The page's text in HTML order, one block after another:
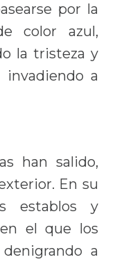
por la
color azul,
la tristeza y
a
han salido,
En su
establos y
el que los
a